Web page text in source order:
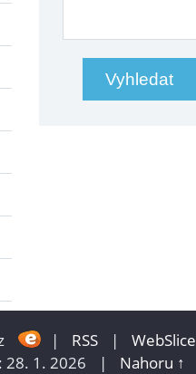
| RSS |
WebSlice
28. 1. 2026
| Nahoru ↑